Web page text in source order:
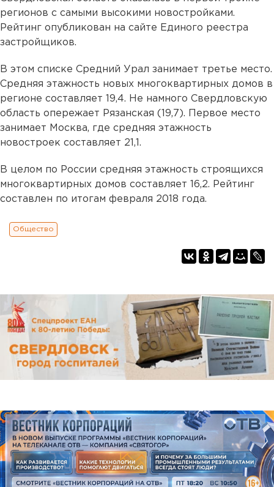
регионов с самыми высокими новостройками.
Рейтинг опубликован на сайте Единого реестра
застройщиков.
В этом списке Средний Урал занимает третье место.
Средняя этажность новых многоквартирных домов в
регионе составляет 19,4. Не намного Свердловскую
область опережает Рязанская (19,7). Первое место
занимает Москва, где средняя этажность
новостроек составляет 21,1.
В целом по России средняя этажность строящихся
многоквартирных домов составляет 16,2. Рейтинг
составлен по итогам февраля 2018 года.
Общество